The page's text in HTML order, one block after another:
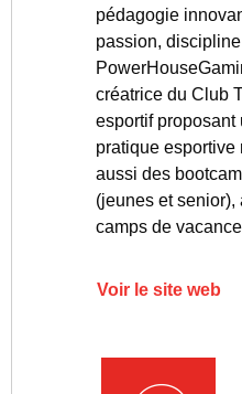
pédagogie
passion,
créatrice du Club
esportif proposant
pratique esportive
aussi des
(jeunes et senior),
camps de
Voir le site web